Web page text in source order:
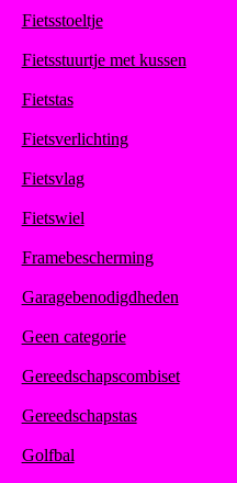
Fietsstoeltje
Fietsstuurtje met kussen
Fietstas
Fietsverlichting
Fietsvlag
Fietswiel
Framebescherming
Garagebenodigdheden
Geen categorie
Gereedschapscombiset
Gereedschapstas
Golfbal